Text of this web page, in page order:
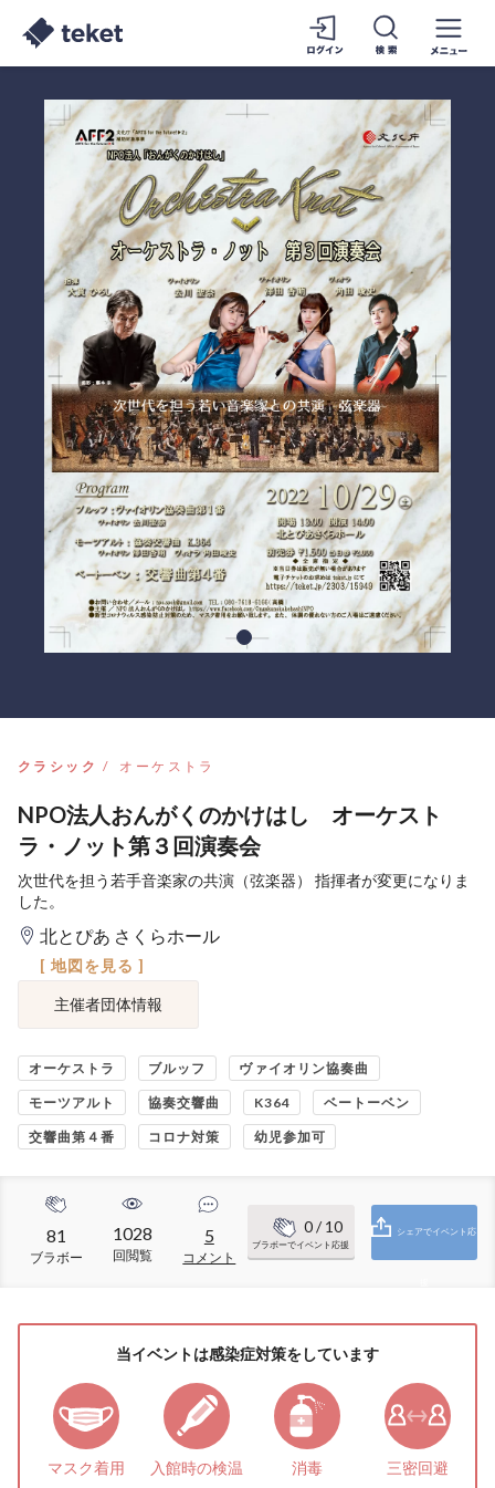
クラシック オーケストラ
NPO法人おんがくのかけはし オーケスト
ラ・ノット第３回演奏会
次世代を担う若手音楽家の共演（弦楽器） 指揮者が変更になりま
した。
北とぴあ さくらホール
[ 地図を見る ]
主催者団体情報
オーケストラ ブルッフ ヴァイオリン協奏曲
モーツアルト 協奏交響曲 K364 ベートーベン
交響曲第４番 コロナ対策 幼児参加可
81
ブラボー
1028
回閲覧
5
コメント
0/ 10
ブラボーでイベント応援
シェアでイベント応
当イベントは感染症対策をしています
マスク着用 入館時の検温 消毒 三密回避